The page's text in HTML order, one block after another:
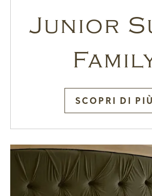
Junior
SCOPRI DI PIÙ